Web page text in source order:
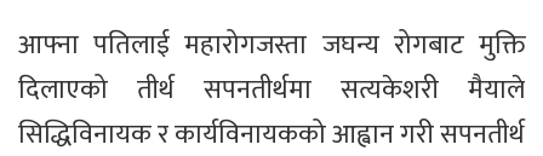
आफ्ना पतिलाई महारोगजस्ता जघन्य रोगबाट मुक्ति
दिलाएको तीर्थ सपनतीर्थमा सत्यकेशरी मैयाले
सिद्धिविनायक र कार्यविनायकको आह्वान गरी सपनतीर्थ